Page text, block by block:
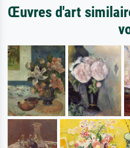
Œuvres d'art